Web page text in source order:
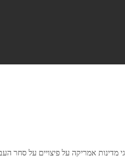
מדינות אמריקה על פיצויים על סחר